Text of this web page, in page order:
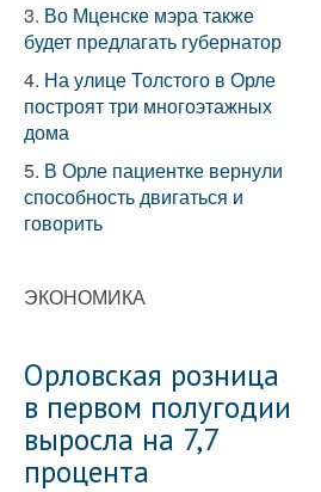
3. Во Мценске мэра также
будет предлагать губернатор
4. На улице Толстого в Орле
построят три многоэтажных
дома
5. В Орле пациентке вернули
способность двигаться и
говорить
ЭКОНОМИКА
Орловская розница
в первом полугодии
выросла на 7,7
процента